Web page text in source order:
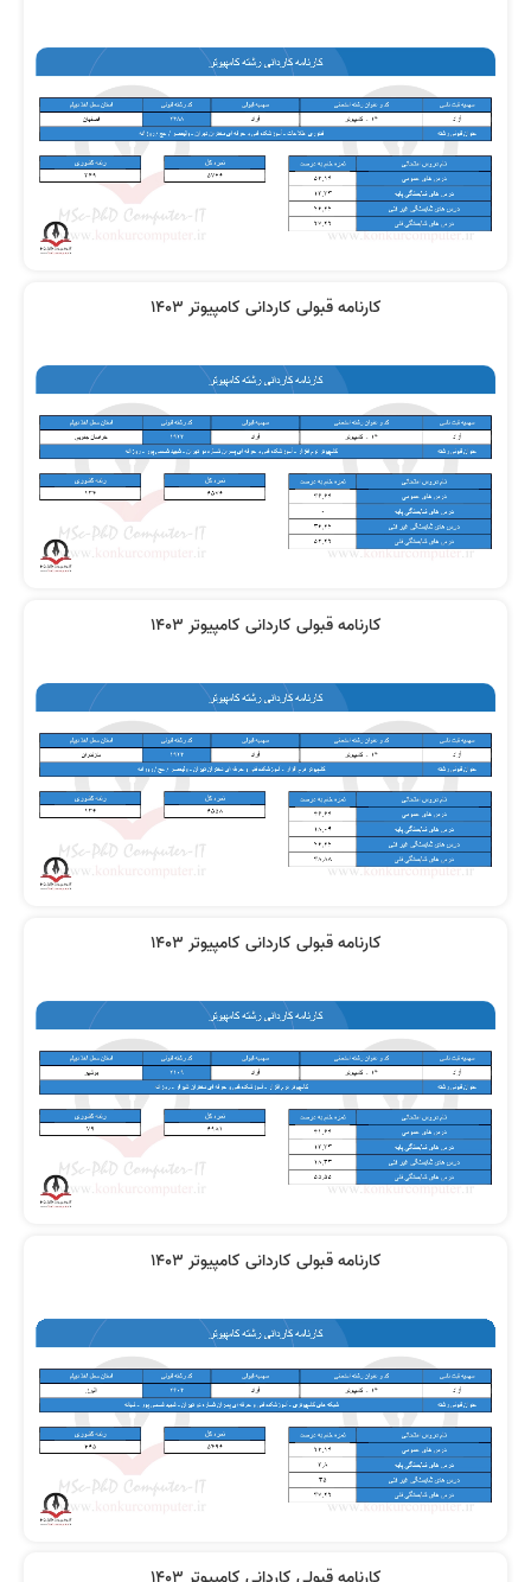
کارنامه قبولی کاردانی کامپیوتر 1403
کارنامه قبولی کاردانی کامپیوتر 1403
کارنامه قبولی کاردانی کامپیوتر 1403
کارنامه قبولی کاردانی کامپیوتر 1403